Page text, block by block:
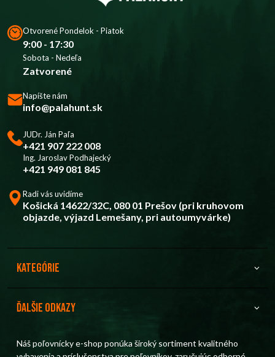
Otvorené Pondelok - Piatok
9:00 - 17:30
Sobota - Nedeľa
Zatvorené
Napíšte nám
info@palahunt.sk
JUDr. Ján Paľa
+421 907 222 008
Ing. Jaroslav Podhajecký
+421 949 081 845
Radi vás uvidíme
Košická 14622/32C, 080 01 Prešov (pri kruhovom
objazde, výjazd Lemešany, pri autoumyvárke)
Kategórie
Ďalšie odkazy
Náš poľovnícky e-shop ponúka široký sortiment kvalitného